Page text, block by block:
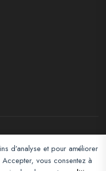
d’analyse et pour améliorer
vous consentez à
All Rights Reserved